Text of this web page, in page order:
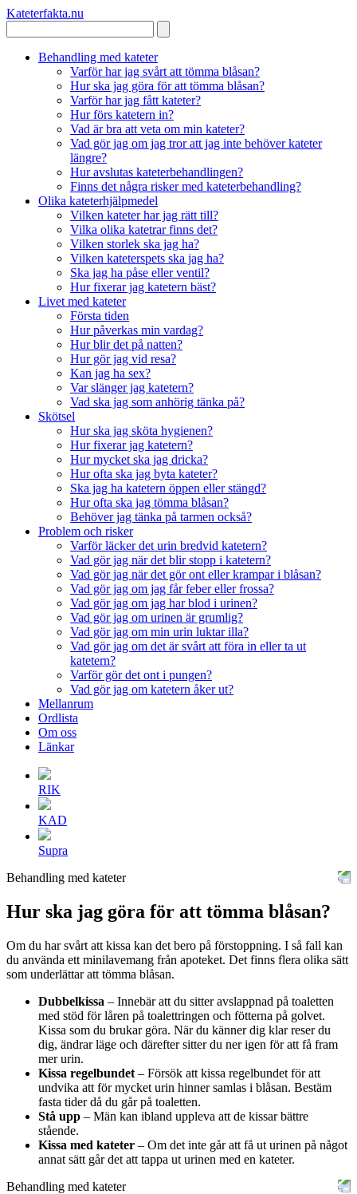
Kateterfakta.nu
Behandling med kateter
Varför har jag svårt att tömma blåsan?
Hur ska jag göra för att tömma blåsan?
Varför har jag fått kateter?
Hur förs katetern in?
Vad är bra att veta om min kateter?
Vad gör jag om jag tror att jag inte behöver kateter
längre?
Hur avslutas kateterbehandlingen?
Finns det några risker med kateterbehandling?
Olika kateterhjälpmedel
Vilken kateter har jag rätt till?
Vilka olika katetrar finns det?
Vilken storlek ska jag ha?
Vilken kateterspets ska jag ha?
Ska jag ha påse eller ventil?
Hur fixerar jag katetern bäst?
Livet med kateter
Första tiden
Hur påverkas min vardag?
Hur blir det på natten?
Hur gör jag vid resa?
Kan jag ha sex?
Var slänger jag katetern?
Vad ska jag som anhörig tänka på?
Skötsel
Hur ska jag sköta hygienen?
Hur fixerar jag katetern?
Hur mycket ska jag dricka?
Hur ofta ska jag byta kateter?
Ska jag ha katetern öppen eller stängd?
Hur ofta ska jag tömma blåsan?
Behöver jag tänka på tarmen också?
Problem och risker
Varför läcker det urin bredvid katetern?
Vad gör jag när det blir stopp i katetern?
Vad gör jag när det gör ont eller krampar i blåsan?
Vad gör jag om jag får feber eller frossa?
Vad gör jag om jag har blod i urinen?
Vad gör jag om urinen är grumlig?
Vad gör jag om min urin luktar illa?
Vad gör jag om det är svårt att föra in eller ta ut
katetern?
Varför gör det ont i pungen?
Vad gör jag om katetern åker ut?
Mellanrum
Ordlista
Om oss
Länkar
RIK
KAD
Supra
Behandling med kateter
Hur ska jag göra för att tömma blåsan?
Om du har svårt att kissa kan det bero på förstoppning. I så fall kan
du använda ett minilavemang från apoteket. Det finns flera olika sätt
som underlättar att tömma blåsan.
Dubbelkissa – Innebär att du sitter avslappnad på toaletten
med stöd för låren på toalettringen och fötterna på golvet.
Kissa som du brukar göra. När du känner dig klar reser du
dig, ändrar läge och därefter sitter du ner igen för att få fram
mer urin.
Kissa regelbundet – Försök att kissa regelbundet för att
undvika att för mycket urin hinner samlas i blåsan. Bestäm
fasta tider då du går på toaletten.
Stå upp – Män kan ibland uppleva att de kissar bättre
stående.
Kissa med kateter – Om det inte går att få ut urinen på något
annat sätt går det att tappa ut urinen med en kateter.
Behandling med kateter